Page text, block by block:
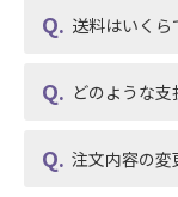
送料はいくら
どのような
注文内容の変